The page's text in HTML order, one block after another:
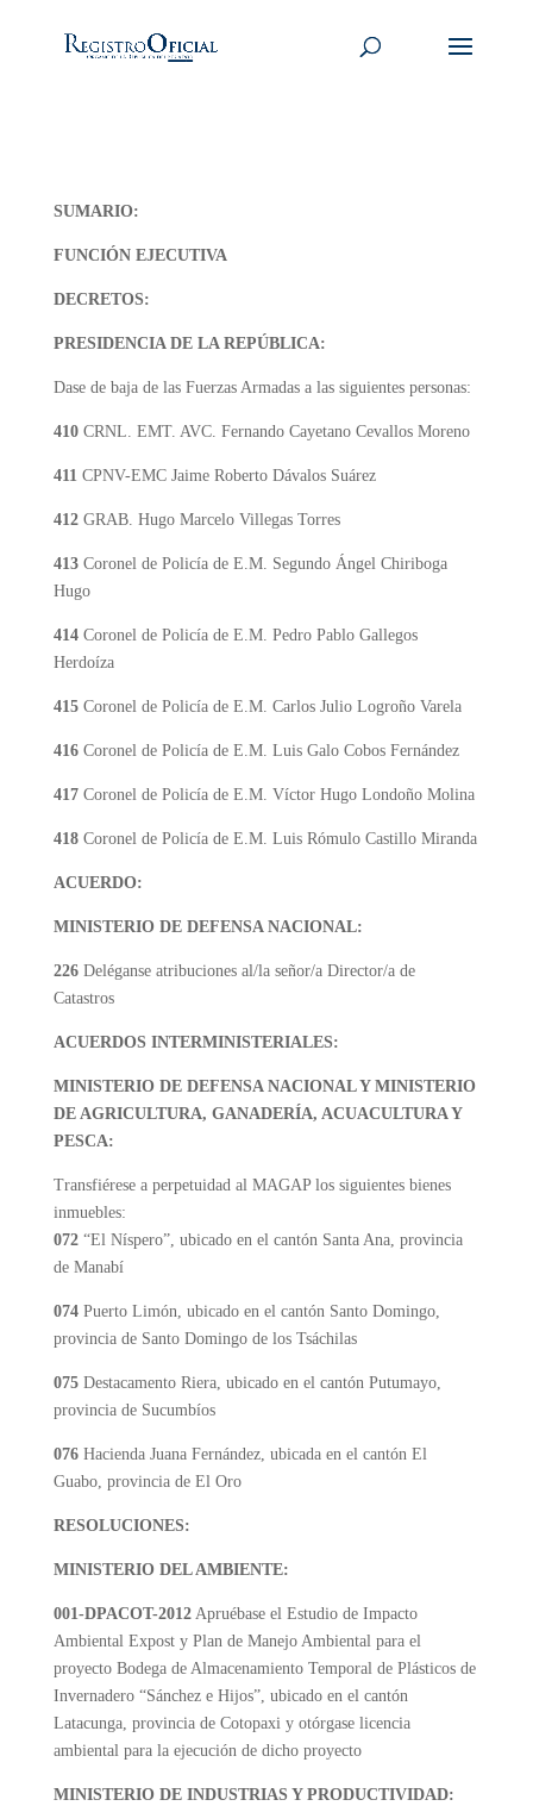
SUMARIO:
FUNCIÓN EJECUTIVA
DECRETOS:
PRESIDENCIA DE LA REPÚBLICA:
Dase de baja de las Fuerzas Armadas a las siguientes personas:
410CRNL. EMT. AVC. Fernando Cayetano Cevallos Moreno
411CPNV-EMC Jaime Roberto Dávalos Suárez
412 GRAB. Hugo Marcelo Villegas Torres
413Coronel de Policía de E.M. Segundo Ángel Chiriboga
Hugo
414 Coronel de Policía de E.M. Pedro Pablo Gallegos
Herdoíza
415Coronel de Policía de E.M. Carlos Julio Logroño Varela
416Coronel de Policía de E.M. Luis Galo Cobos Fernández
417Coronel de Policía de E.M. Víctor Hugo Londoño Molina
418Coronel de Policía de E.M. Luis Rómulo Castillo Miranda
ACUERDO:
MINISTERIO DE DEFENSA NACIONAL:
226Deléganse atribuciones al/la señor/a Director/a de
Catastros
ACUERDOS INTERMINISTERIALES:
MINISTERIO DE DEFENSA NACIONAL Y MINISTERIO
DE AGRICULTURA, GANADERÍA, ACUACULTURA Y
PESCA:
Transfiérese a perpetuidad al MAGAP los siguientes bienes
inmuebles:
072“El Níspero”, ubicado en el cantón Santa Ana, provincia
de Manabí
074Puerto Limón, ubicado en el cantón Santo Domingo,
provincia de Santo Domingo de los Tsáchilas
075 Destacamento Riera, ubicado en el cantón Putumayo,
provincia de Sucumbíos
076Hacienda Juana Fernández, ubicada en el cantón El
Guabo, provincia de El Oro
RESOLUCIONES:
MINISTERIO DEL AMBIENTE:
001-DPACOT-2012Apruébase el Estudio de Impacto
Ambiental Expost y Plan de Manejo Ambiental para el
proyecto Bodega de Almacenamiento Temporal de Plásticos de
Invernadero “Sánchez e Hijos”, ubicado en el cantón
Latacunga, provincia de Cotopaxi y otórgase licencia
ambiental para la ejecución de dicho proyecto
MINISTERIO DE INDUSTRIAS Y PRODUCTIVIDAD: